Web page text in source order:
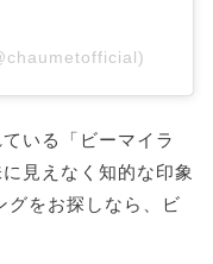
いる「ビーマイラ
見えなく知的な印象
グをお探しなら、ビ